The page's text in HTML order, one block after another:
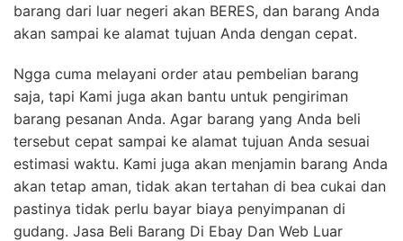
barang dari luar negeri akan BERES, dan barang Anda
akan sampai ke alamat tujuan Anda dengan cepat.
Ngga cuma melayani order atau pembelian barang
saja, tapi Kami juga akan bantu untuk pengiriman
barang pesanan Anda. Agar barang yang Anda beli
tersebut cepat sampai ke alamat tujuan Anda sesuai
estimasi waktu. Kami juga akan menjamin barang Anda
akan tetap aman, tidak akan tertahan di bea cukai dan
pastinya tidak perlu bayar biaya penyimpanan di
gudang. Jasa Beli Barang Di Ebay Dan Web Luar